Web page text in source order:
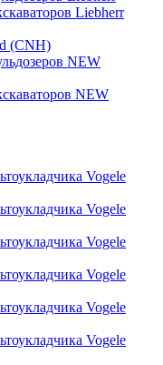
Liebherr
(CNH)
NEW
NEW
Vogele
Vogele
Vogele
Vogele
Vogele
Vogele